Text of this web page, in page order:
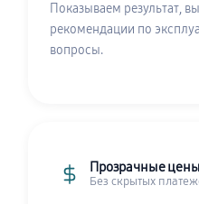
Показываем результат,
рекомендации по
вопросы.
Прозрачные цены
Без скрытых